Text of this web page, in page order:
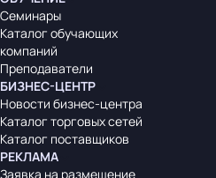
Семинары
Каталог обучающих
компаний
Преподаватели
БИЗНЕС-ЦЕНТР
Новости бизнес-центра
Каталог торговых сетей
Каталог поставщиков
РЕКЛАМА
Заявка на размещение